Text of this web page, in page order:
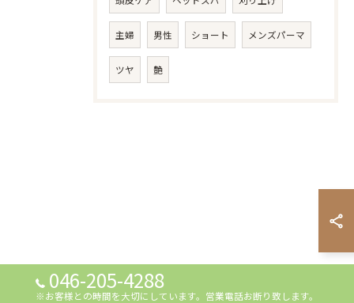
主婦 男性 ショート メンズパーマ
ツヤ 艶
046-205-4288
※お客様との時間を大切にしています。営業電話お断り致します。